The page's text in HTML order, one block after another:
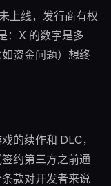
上线，发行商有权
：X 的数字是多
资金问题）想终
的续作和 DLC，
约第三方之前通
款对开发者来说